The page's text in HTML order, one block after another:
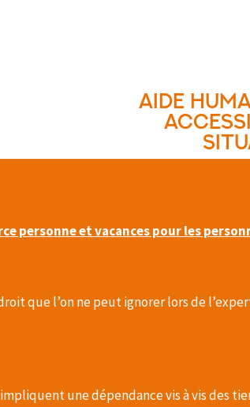
Aide
personne et vacances pour les
que l’on ne peut ignorer lors de
une dépendance vis à vis des